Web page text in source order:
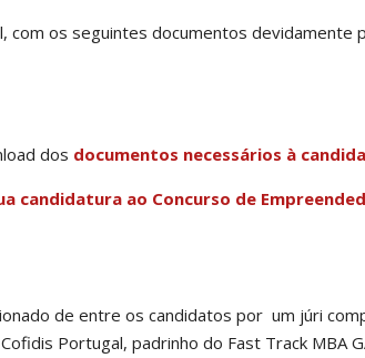
com os seguintes documentos devidamente
dos documentos necessários à
candidatura ao Concurso de
de entre os candidatos por um júri
Portugal, padrinho do Fast Track MBA